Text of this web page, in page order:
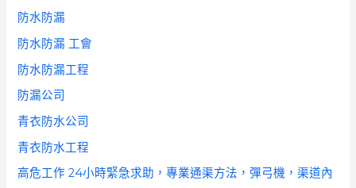
防水防漏
防水防漏 工會
防水防漏工程
防漏公司
青衣防水公司
青衣防水工程
高危工作 24小時緊急求助，專業通渠方法，彈弓機，渠道內